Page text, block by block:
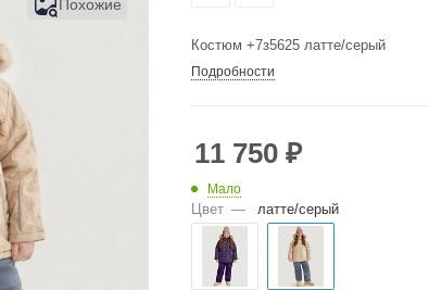
Похожие
Костюм +7з5625 латте/серый
Подробности
11 750 ₽
Мало
Цвет — латте/серый